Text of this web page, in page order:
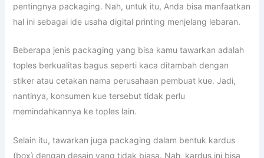
pentingnya packaging. Nah, untuk itu, Anda bisa manfaatkan
hal ini sebagai ide usaha digital printing menjelang lebaran.
Beberapa jenis packaging yang bisa kamu tawarkan adalah
toples berkualitas bagus seperti kaca ditambah dengan
stiker atau cetakan nama perusahaan pembuat kue. Jadi,
nantinya, konsumen kue tersebut tidak perlu
memindahkannya ke toples lain.
Selain itu, tawarkan juga packaging dalam bentuk kardus
(box) dengan desain yang tidak biasa. Nah, kardus ini bisa